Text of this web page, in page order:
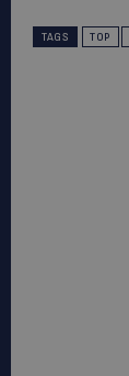
TAGS TOP